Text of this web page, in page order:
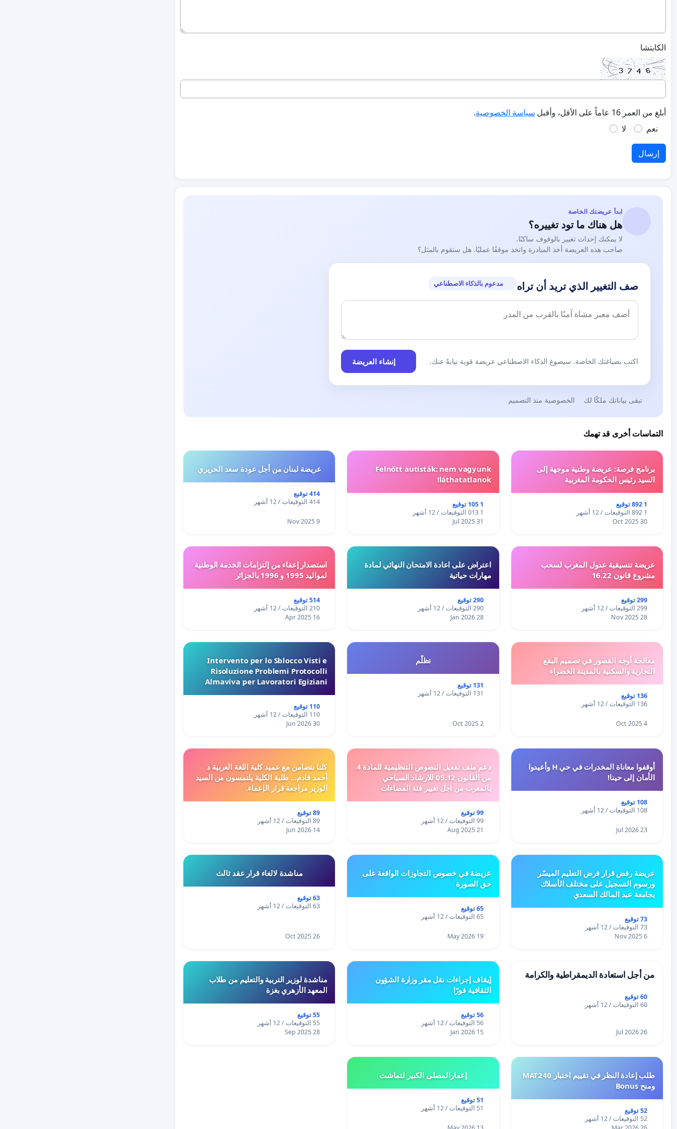
الكابتشا
أبلغ من العمر 16 عاماً على الأقل، وأقبل سياسة الخصوصية.
نعم
لا
إرسال
ابدأ عريضتك الخاصة
هل هناك ما تود تغييره؟
لا يمكنك إحداث تغيير بالوقوف ساكنًا.
صاحب هذه العريضة أخذ المبادرة واتخذ موقفًا عمليًا. هل ستقوم بالمثل؟
صف التغيير الذي تريد أن تراه مدعوم بالذكاء الاصطناعي
اكتب بصياغتك الخاصة. سيصوغ الذكاء الاصطناعي عريضة قوية نيابةً عنك. إنشاء العريضة
تبقى بياناتك ملكًا لك الخصوصية منذ التصميم
التماسات أخرى قد تهمك
برنامج فرصة: عريضة وطنية موجهة إلى
السيد رئيس الحكومة المغربية
1 892 توقيع
1 892 التوقيعات / 12 أشهر
30 Oct 2025
Felnőtt autisták: nem vagyunk
láthatatlanok!
1 105 توقيع
1 013 التوقيعات / 12 أشهر
31 Jul 2025
عريضة لبنان من أجل عودة سعد الحريري
414 توقيع
414 التوقيعات / 12 أشهر
9 Nov 2025
عريضة تنسيقية عدول المغرب لسحب
مشروع قانون 16.22
299 توقيع
299 التوقيعات / 12 أشهر
28 Nov 2025
اعتراض على اعادة الامتحان النهائي لمادة
مهارات حياتية
290 توقيع
290 التوقيعات / 12 أشهر
28 Jan 2026
استصدار إعفاء من إلتزامات الخدمة الوطنية
لمواليد 1995 و 1996 بالجزائر
514 توقيع
210 التوقيعات / 12 أشهر
16 Apr 2025
معالجة أوجه القصور في تصميم البقع
التجارية والسكنية بالمدينة الخضراء
136 توقيع
136 التوقيعات / 12 أشهر
4 Oct 2025
تظلّم
131 توقيع
131 التوقيعات / 12 أشهر
2 Oct 2025
Intervento per lo Sblocco Visti e
Risoluzione Problemi Protocolli
Almaviva per Lavoratori Egiziani
110 توقيع
110 التوقيعات / 12 أشهر
30 Jun 2026
أوقفوا معاناة المخدرات في حي H وأعيدوا
الأمان إلى حينا!
108 توقيع
108 التوقيعات / 12 أشهر
23 Jul 2026
دعم ملف تفعيل النصوص التنظيمية للمادة 4
من القانون 12ـ05 للارشاد السياحي
بالمغرب من اجل تغيير فئة الفضاءات
99 توقيع
99 التوقيعات / 12 أشهر
21 Aug 2025
كلنا نتضامن مع عميد كلية اللغة العربية د
أحمد قادم... طلبة الكلية يلتمسون من السيد
الوزير مراجعة قرار الإعفاء.
89 توقيع
89 التوقيعات / 12 أشهر
14 Jun 2026
عريضة رفض قرار فرض التعليم الميسّر
ورسوم التسجيل على مختلف الأسلاك
بجامعة عبد المالك السعدي
73 توقيع
73 التوقيعات / 12 أشهر
6 Nov 2025
عريضة في خصوص التجاوزات الواقعة على
حق الصورة
65 توقيع
65 التوقيعات / 12 أشهر
19 May 2026
مناشدة لالغاء قرار عقد ثالث
63 توقيع
63 التوقيعات / 12 أشهر
26 Oct 2025
من أجل استعادة الديمقراطية والكرامة
60 توقيع
60 التوقيعات / 12 أشهر
26 Jul 2026
إيقاف إجراءات نقل مقر وزارة الشؤون
الثقافية فورًا
56 توقيع
56 التوقيعات / 12 أشهر
15 Jan 2026
مناشدة لوزير التربية والتعليم من طلاب
المعهد الأزهري بغزة
55 توقيع
55 التوقيعات / 12 أشهر
28 Sep 2025
طلب إعادة النظر في تقييم اختبار MAT240
ومنح Bonus
52 توقيع
52 التوقيعات / 12 أشهر
إعمارالمصلى الكبير لتماشت
51 توقيع
51 التوقيعات / 12 أشهر